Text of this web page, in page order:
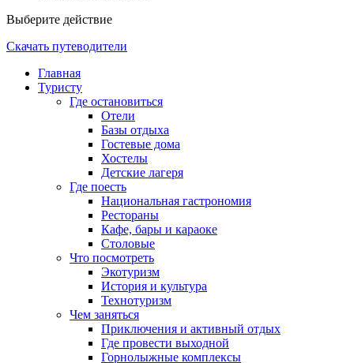
Выберите действие
Скачать путеводители
Главная
Туристу
Где остановиться
Отели
Базы отдыха
Гостевые дома
Хостелы
Детские лагеря
Где поесть
Национальная гастрономия
Рестораны
Кафе, бары и караоке
Столовые
Что посмотреть
Экотуризм
История и культура
Технотуризм
Чем заняться
Приключения и активный отдых
Где провести выходной
Горнолыжные комплексы